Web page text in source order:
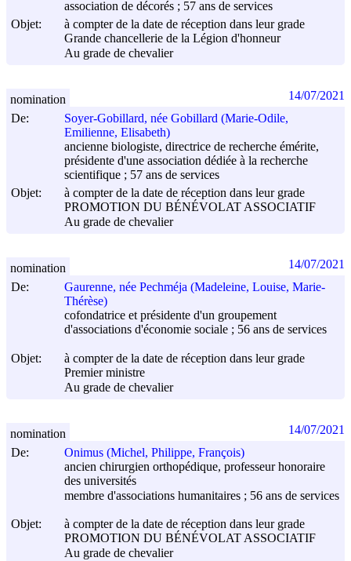
association de décorés ; 57 ans de services
Objet:
à compter de la date de réception dans leur grade
Grande chancellerie de la Légion d'honneur
Au grade de chevalier
De:
Soyer-Gobillard, née Gobillard (Marie-Odile,
Emilienne, Elisabeth)
ancienne biologiste, directrice de recherche émérite,
présidente d'une association dédiée à la recherche
scientifique ; 57 ans de services
Objet:
à compter de la date de réception dans leur grade
PROMOTION DU BÉNÉVOLAT ASSOCIATIF
Au grade de chevalier
nomination 14/07/2021
De:
Gaurenne, née Pechméja (Madeleine, Louise, Marie-
Thérèse)
cofondatrice et présidente d'un groupement
d'associations d'économie sociale ; 56 ans de services
Objet:
à compter de la date de réception dans leur grade
Premier ministre
Au grade de chevalier
nomination 14/07/2021
De:
Onimus (Michel, Philippe, François)
ancien chirurgien orthopédique, professeur honoraire
des universités
membre d'associations humanitaires ; 56 ans de services
Objet:
à compter de la date de réception dans leur grade
PROMOTION DU BÉNÉVOLAT ASSOCIATIF
Au grade de chevalier
nomination 14/07/2021